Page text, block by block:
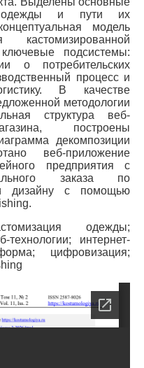
одежды и пути их
модель
кастомизированной
подсистемы:
о потребительских
процесс и
В качестве
методологии
структура веб-
построены
декомпозиции
веб-приложение
предприятия с
заказа по
дизайну с помощью
одежды;
интернет-
цифровизация;